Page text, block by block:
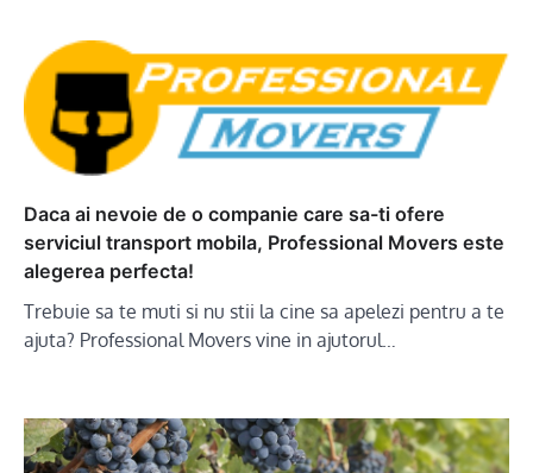
Daca ai nevoie de o companie care sa-ti ofere
serviciul transport mobila, Professional Movers este
alegerea perfecta!
Trebuie sa te muti si nu stii la cine sa apelezi pentru a te
ajuta? Professional Movers vine in ajutorul…